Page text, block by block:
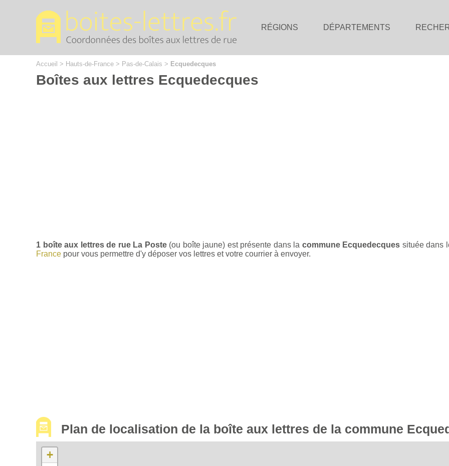
RÉGIONS DÉPARTEMENTS
Accueil > Hauts-de-France > Pas-de-Calais > Ecquedecques
Boîtes aux lettres Ecquedecques
1 boîte aux lettres de rue La Poste(ou boîte jaune) est présente dans la commune Ecquedecques située dans
France pour vous permettre d'y déposer vos lettres et votre courrier à envoyer.
Plan de localisation de la boîte aux lettres de la commune
+